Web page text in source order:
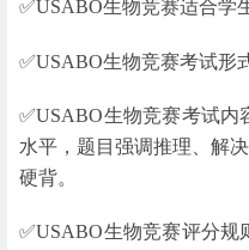
✅️USABO生物竞赛适合学
✅️USABO生物竞赛考试形
✅️USABO生物竞赛考试
水平，题目强调推理、解
硬背。
✅️USABO生物竞赛评分